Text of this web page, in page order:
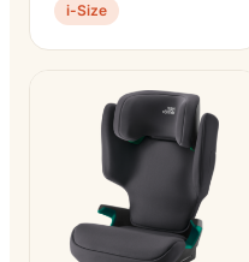
i-Size